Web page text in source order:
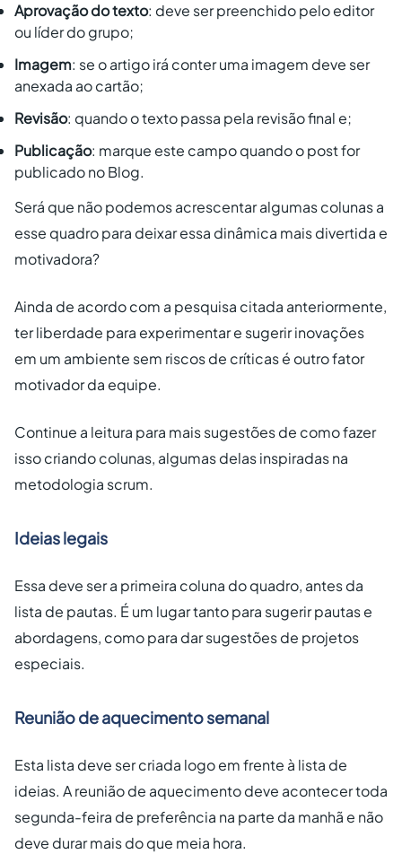
Aprovação do texto: deve ser preenchido pelo editor
ou líder do grupo;
Imagem: se o artigo irá conter uma imagem deve ser
anexada ao cartão;
Revisão: quando o texto passa pela revisão final e;
Publicação: marque este campo quando o post for
publicado no Blog.
Será que não podemos acrescentar algumas colunas a
esse quadro para deixar essa dinâmica mais divertida e
motivadora?
Ainda de acordo com a pesquisa citada anteriormente,
ter liberdade para experimentar e sugerir inovações
em um ambiente sem riscos de críticas é outro fator
motivador da equipe.
Continue a leitura para mais sugestões de como fazer
isso criando colunas, algumas delas inspiradas na
metodologia scrum.
Ideias legais
Essa deve ser a primeira coluna do quadro, antes da
lista de pautas. É um lugar tanto para sugerir pautas e
abordagens, como para dar sugestões de projetos
especiais.
Reunião de aquecimento semanal
Esta lista deve ser criada logo em frente à lista de
ideias. A reunião de aquecimento deve acontecer toda
segunda-feira de preferência na parte da manhã e não
deve durar mais do que meia hora.